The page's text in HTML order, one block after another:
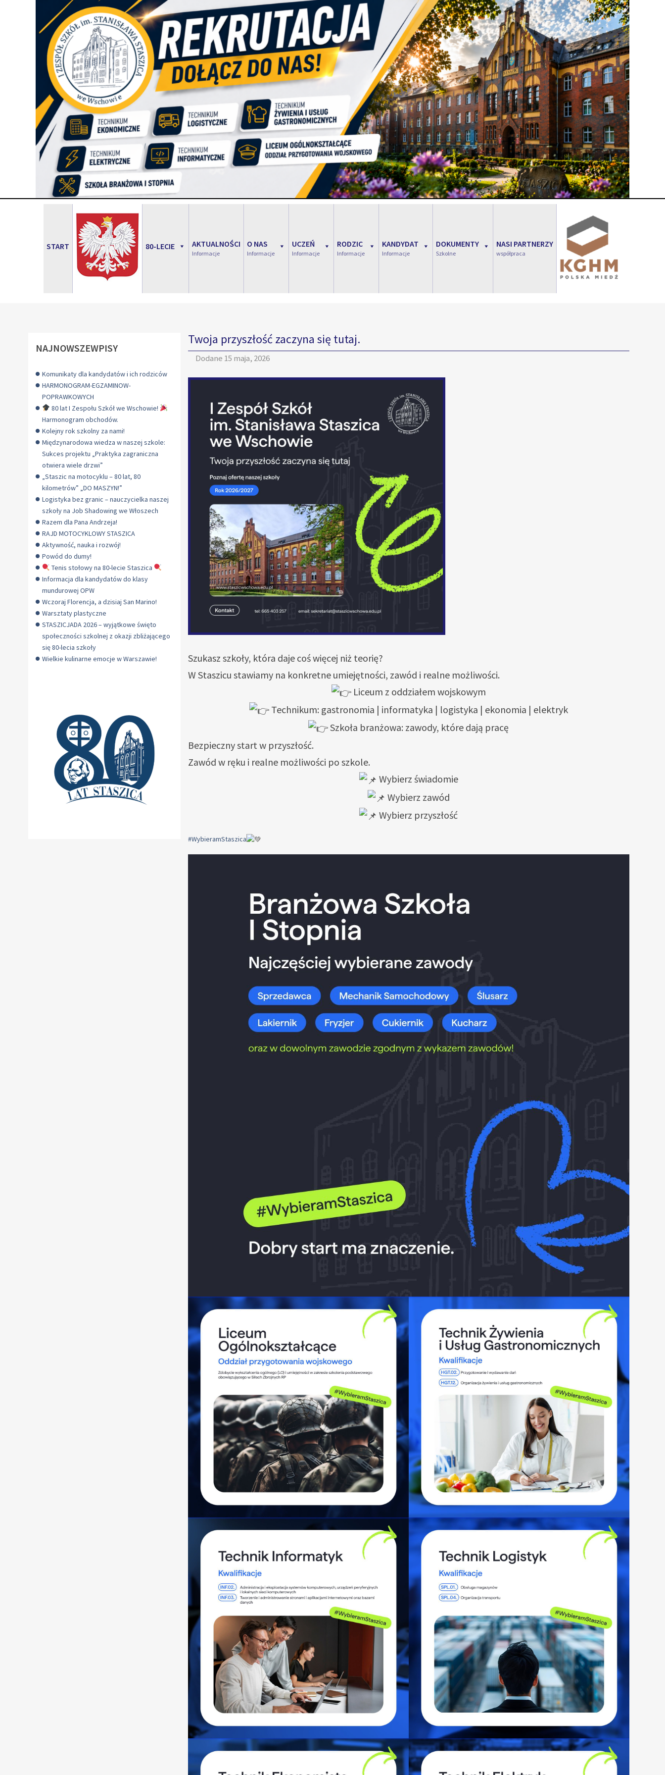
START 80-LECIE AKTUALNOŚCI
Informacje
O NAS
Informacje
UCZEŃ
Informacje
RODZIC
Informacje
KANDYDAT
Informacje
DOKUMENTY
Szkolne
NASI PARTNERZY
współpraca
Twoja przyszłość zaczyna się tutaj.
Dodane 15 maja, 2026
Szukasz szkoły, która daje coś więcej niż teorię?
W Staszicu stawiamy na konkretne umiejętności, zawód i realne możliwości.
Liceum z oddziałem wojskowym
Technikum: gastronomia | informatyka | logistyka | ekonomia | elektryk
Szkoła branżowa: zawody, które dają pracę
Bezpieczny start w przyszłość.
Zawód w ręku i realne możliwości po szkole.
Wybierz świadomie
Wybierz zawód
Wybierz przyszłość
#WybieramStaszica
NAJNOWSZEWPISY
Komunikaty dla kandydatów i ich rodziców
HARMONOGRAM-EGZAMINOW-
POPRAWKOWYCH
80 lat I Zespołu Szkół we Wschowie!
Harmonogram obchodów.
Kolejny rok szkolny za nami!
Międzynarodowa wiedza w naszej szkole:
Sukces projektu „Praktyka zagraniczna
otwiera wiele drzwi”
„Staszic na motocyklu – 80 lat, 80
kilometrów” „DO MASZYN!”
Logistyka bez granic – nauczycielka naszej
szkoły na Job Shadowing we Włoszech
Razem dla Pana Andrzeja!
RAJD MOTOCYKLOWY STASZICA
Aktywność, nauka i rozwój!
Powód do dumy!
Tenis stołowy na 80-lecie Staszica
Informacja dla kandydatów do klasy
mundurowej OPW
Wczoraj Florencja, a dzisiaj San Marino!
Warsztaty plastyczne
STASZICJADA 2026 – wyjątkowe święto
społeczności szkolnej z okazji zbliżającego
się 80-lecia szkoły
Wielkie kulinarne emocje w Warszawie!